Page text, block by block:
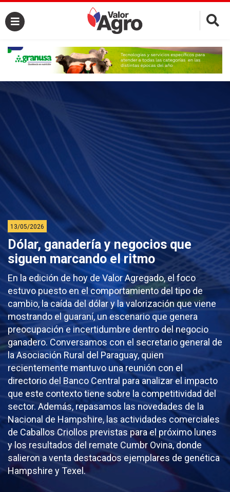
×
13/05/2026
Dólar, ganadería y negocios que
siguen marcando el ritmo
En la edición de hoy de Valor Agregado, el foco
estuvo puesto en el comportamiento del tipo de
cambio, la caída del dólar y la valorización que viene
mostrando el guaraní, un escenario que genera
preocupación e incertidumbre dentro del negocio
ganadero. Conversamos con el secretario general de
la Asociación Rural del Paraguay, quien
recientemente mantuvo una reunión con el
directorio del Banco Central para analizar el impacto
que este contexto tiene sobre la competitividad del
sector. Además, repasamos las novedades de la
Nacional de Hampshire, las actividades comerciales
de Caballos Criollos previstas para el próximo lunes
y los resultados del remate Cumbr Ovina, donde
salieron a venta destacados ejemplares de genética
Hampshire y Texel.